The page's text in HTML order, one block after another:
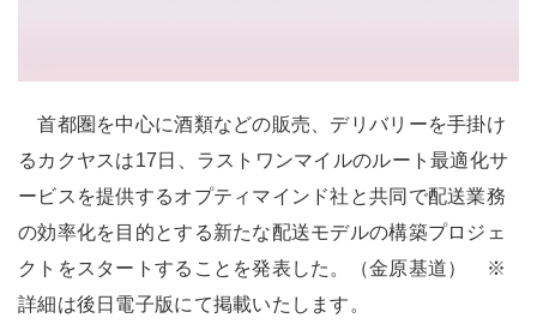
首都圏を中心に酒類などの販売、デリバリーを手掛け
るカクヤスは17日、ラストワンマイルのルート最適化サ
ービスを提供するオプティマインド社と共同で配送業務
の効率化を目的とする新たな配送モデルの構築プロジェ
クトをスタートすることを発表した。（金原基道） ※
詳細は後日電子版にて掲載いたします。